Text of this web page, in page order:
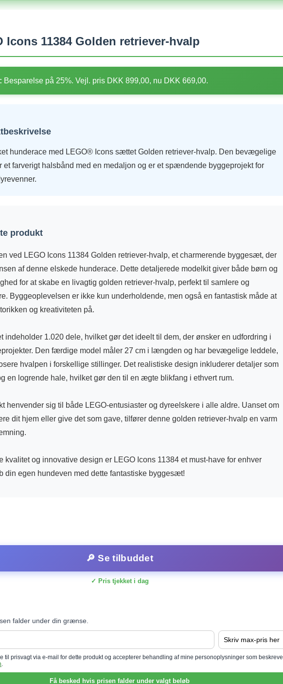
Icons 11384 Golden retriever-hvalp
Besparelse på 25%. Vejl. pris DKK 899,00, nu DKK 669,00.
hunderace med LEGO® Icons sættet Golden retriever-hvalp. Den bevægelige
et farverigt halsbånd med en medaljon og er et spændende byggeprojekt for
produkt
ved LEGO Icons 11384 Golden retriever-hvalp, et charmerende byggesæt, der
af denne elskede hunderace. Dette detaljerede modelkit giver både børn og
for at skabe en livagtig golden retriever-hvalp, perfekt til samlere og
Byggeoplevelsen er ikke kun underholdende, men også en fantastisk måde at
og kreativiteten på.
indeholder 1.020 dele, hvilket gør det ideelt til dem, der ønsker en udfordring i
Den færdige model måler 27 cm i længden og har bevægelige leddele,
hvalpen i forskellige stillinger. Det realistiske design inkluderer detaljer som
en logrende hale, hvilket gør den til en ægte blikfang i ethvert rum.
henvender sig til både LEGO-entusiaster og dyreelskere i alle aldre. Uanset om
dit hjem eller give det som gave, tilfører denne golden retriever-hvalp en varm
kvalitet og innovative design er LEGO Icons 11384 et must-have for enhver
din egen hundeven med dette fantastiske byggesæt!
🔎 Se tilbuddet
✓ Pris tjekket i dag
falder under din grænse.
til prisvagt via e-mail for dette produkt og accepterer behandling af mine personoplysninger som
.
Få besked hvis prisen falder under valgt beløb